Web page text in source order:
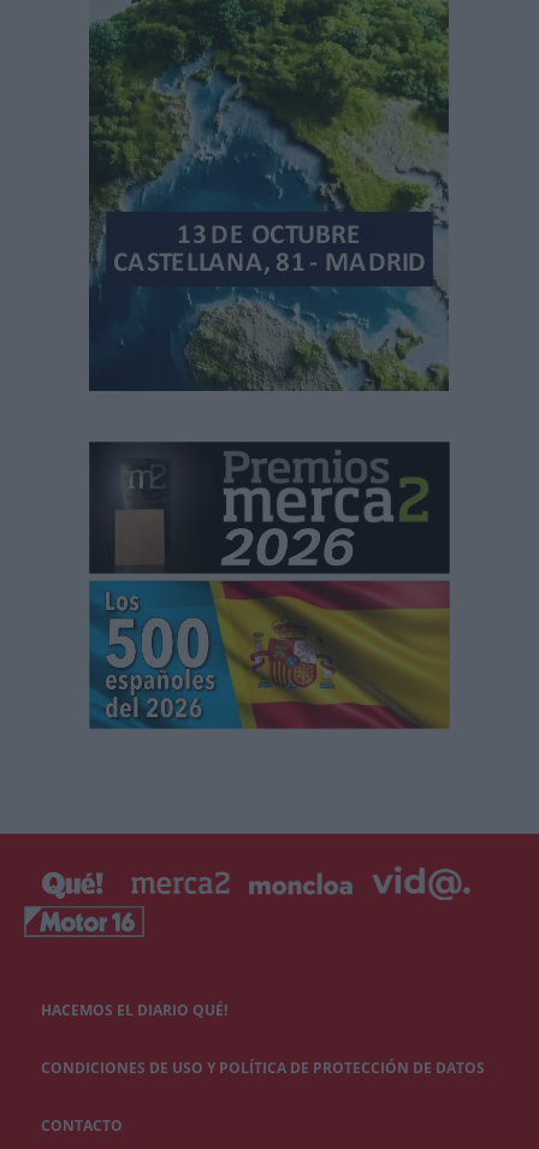
HACEMOS EL DIARIO QUÉ!
CONDICIONES DE USO Y POLÍTICA DE PROTECCIÓN DE DATOS
CONTACTO